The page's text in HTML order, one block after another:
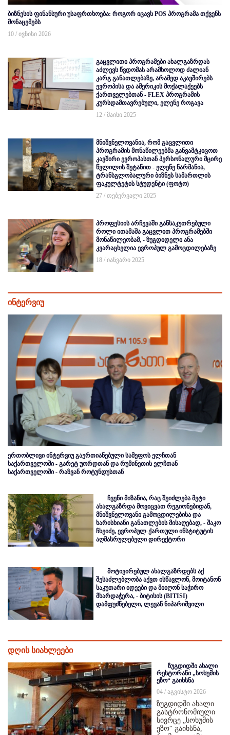
ბიზნესის ფინანსური უსაფრთხოება: როგორ იცავს POS პროგრამა თქვენს
მონაცემებს
10 / ივნისი 2026
გაცვლითი პროგრამები ახალგაზრდას
აძლევს წვდომას არამხოლოდ ძალიან
კარგ განათლებაზე, არამედ აკავშირებს
ევროპისა და ამერიკის მოქალაქეებს
ქართველებთან - FLEX პროგრამის
კურსდამთავრებული, ელენე როგავა
12 / მაისი 2025
მნიშვნელოვანია, რომ გაცვლითი
პროგრამის მონაწილეებმა განვამტკიცოთ
კავშირი ევროპასთან პერსონალური მცირე
წვლილის შეტანით - ელენე ნარმანია,
ტრანსგლობალური ბიზნეს სამართლის
ფაკულტეტის სტუდენტი (ფოტო)
27 / თებერვალი 2025
პროფესიის არჩევაში განსაკუთრებული
როლი ითამაშა გაცვლით პროგრამებში
მონაწილეობამ, - ზუგდიდელი ანა
კვარაცხელია ევროპულ გამოცდილებაზე
18 / იანვარი 2025
ინტერვიუ
ერთობლივი ინტერვიუ გაერთიანებული სამეფოს ელჩთან
საქართველოში - გარეტ უორდთან და რუმინეთის ელჩთან
საქართველოში - რაზვან როტუნდუსთან
ჩვენი მიზანია, რაც შეიძლება მეტი
ახალგაზრდა მოვიცვათ რეგიონებიდან,
მნიშვნელოვანი გამოცდილებისა და
ხარისხიანი განათლების მისაღებად, - შაკო
ჩხეიძე, ევროპულ-ქართული ინსტიტუტის
აღმასრულებელი დირექტორი
მოტივირებულ ახალგაზრდებს აქ
შესაძლებლობა აქვთ ისწავლონ, მოიტანონ
საკუთარი იდეები და მიიღონ საჭირო
მხარდაჭერა, - ბიტისის (BITISI)
დამფუძნებელი, ლევან ნიპარიშვილი
დღის სიახლეები
ზუგდიდში ახალი
რესტორანი „სოხუმის
ეზო“ გაიხსნა
04 / აგვისტო 2026
ზუგდიდში ახალი
გასტრონომიული
სივრცე „სოხუმის
ეზო“ გაიხსნა,